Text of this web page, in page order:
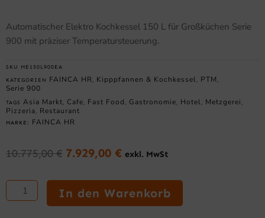
Automatischer Elektro Kochkessel 150 L für Großküchen Serie
900 mit präziser Temperatursteuerung.
SKU ME150L900EA
KATEGORIEN FAINCA HR Kipppfannen & Kochkessel PTM
Serie 900
TAGS Asia Markt Cafe Fast Food Gastronomie Hotel Metzgerei
Pizzeria Restaurant
MARKE: FAINCA HR
10.775,00€ Ursprünglicher
war:
10.775,00 €
7.929,00 € Aktueller
ist:
7.929,00 €.
exkl. MwSt
Automatischer
Elektro-
Kochkessel
In den Warenkorb